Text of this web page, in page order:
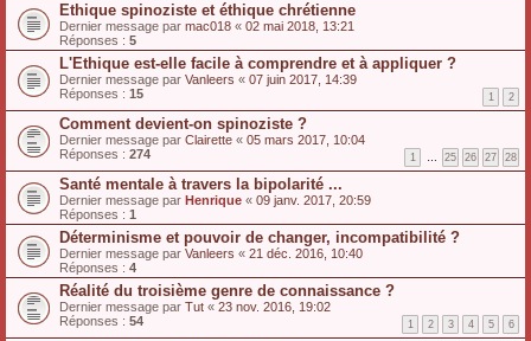
Ethique spinoziste et éthique chrétienne
Dernier message par mac018 « 02 mai 2018, 13:21
Réponses : 5
L'Ethique est-elle facile à comprendre et à appliquer ?
Dernier message par Vanleers « 07 juin 2017, 14:39
Réponses : 15 1 2
Comment devient-on spinoziste ?
Dernier message par Clairette « 05 mars 2017, 10:04
Réponses : 274 1 … 25 26 27 28
Santé mentale à travers la bipolarité ...
Dernier message par Henrique « 09 janv. 2017, 20:59
Réponses : 1
Déterminisme et pouvoir de changer, incompatibilité ?
Dernier message par Vanleers « 21 déc. 2016, 10:40
Réponses : 4
Réalité du troisième genre de connaissance ?
Dernier message par Tut « 23 nov. 2016, 19:02
Réponses : 54 1 2 3 4 5 6